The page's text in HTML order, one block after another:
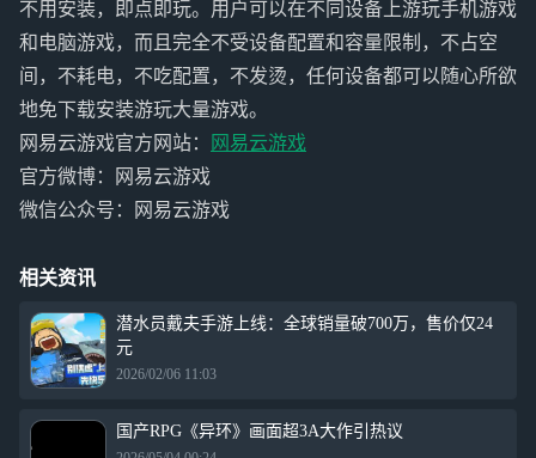
不用安装，即点即玩。用户可以在不同设备上游玩手机游戏
和电脑游戏，而且完全不受设备配置和容量限制，不占空
间，不耗电，不吃配置，不发烫，任何设备都可以随心所欲
地免下载安装游玩大量游戏。
网易云游戏官方网站：
网易云游戏
官方微博：网易云游戏
微信公众号：网易云游戏
相关资讯
潜水员戴夫手游上线：全球销量破700万，售价仅24
元
2026/02/06 11:03
国产RPG《异环》画面超3A大作引热议